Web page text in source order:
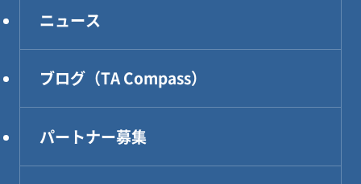
DXソリューション
CAE解析・試験・評価
ニュース
ブログ（TA Compass）
パートナー募集